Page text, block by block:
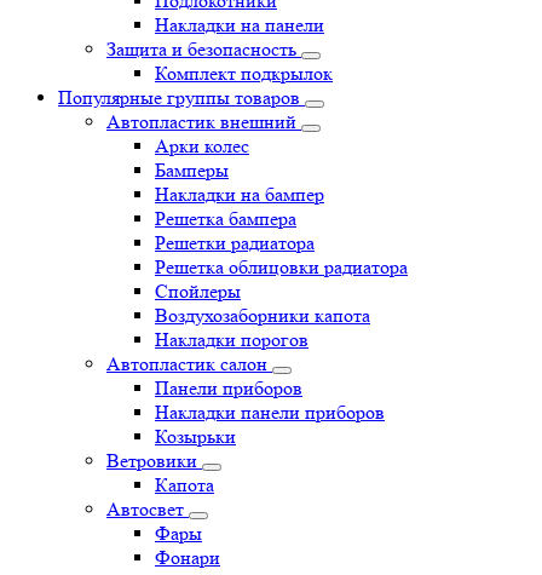
Накладки на панели
Защита и безопасность
Комплект подкрылок
Популярные группы товаров
Автопластик внешний
Арки колес
Бамперы
Накладки на бампер
Решетка бампера
Решетки радиатора
Решетка облицовки радиатора
Спойлеры
Воздухозаборники капота
Накладки порогов
Автопластик салон
Панели приборов
Накладки панели приборов
Козырьки
Ветровики
Капота
Автосвет
Фары
Фонари